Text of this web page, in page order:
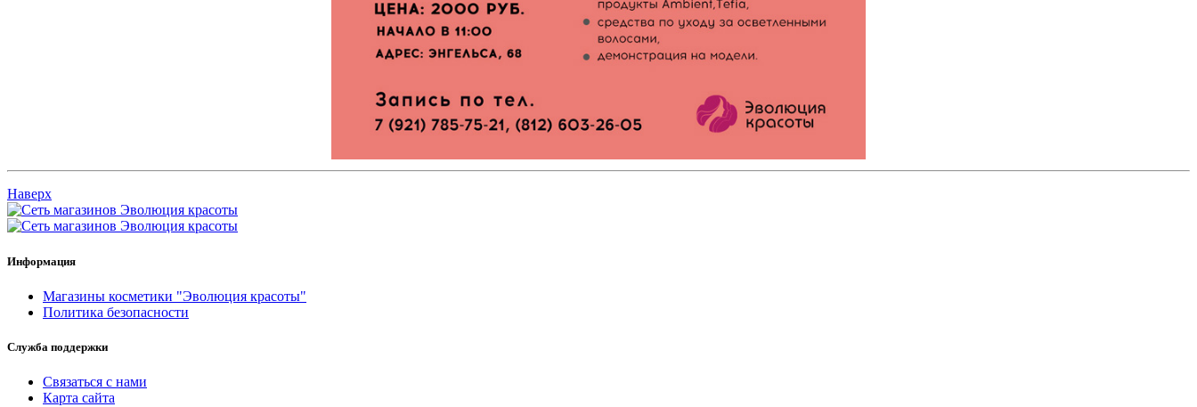
Наверх
Информация
Магазины косметики "Эволюция красоты"
Политика безопасности
Служба поддержки
Связаться с нами
Карта сайта